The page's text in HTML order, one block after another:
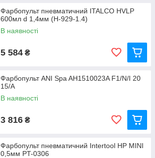
Фарбопульт пневматичний ITALCO HVLP
600мл d 1,4мм (H-929-1.4)
В наявності
5 584 ₴
Фарбопульт ANI Spa AH1510023A F1/N/I 20
15/A
В наявності
3 816 ₴
Фарбопульт пневматичний Intertool HP MINI
0,5мм PT-0306